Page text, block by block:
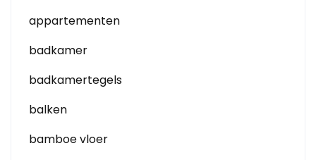
appartementen
badkamer
badkamertegels
balken
bamboe vloer